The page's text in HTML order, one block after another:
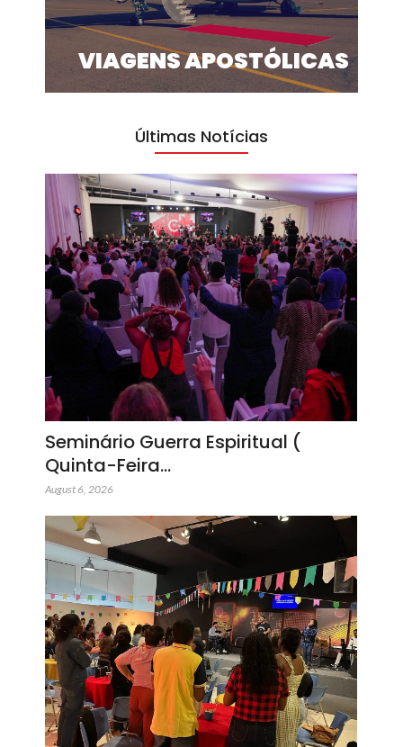
VIAGENS APOSTÓLICAS
Últimas Notícias
Seminário Guerra Espiritual (
Quinta-Feira…
August 6, 2026